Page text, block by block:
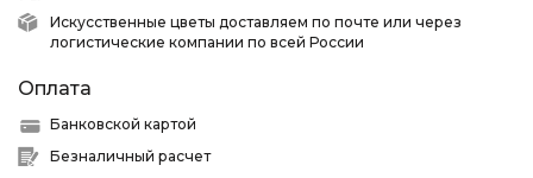
Искусственные цветы доставляем по почте или через
логистические компании по всей России
Оплата
Банковской картой
Безналичный расчет